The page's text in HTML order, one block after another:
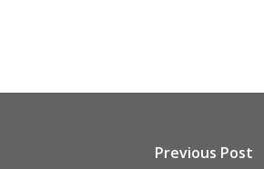
Previous Post